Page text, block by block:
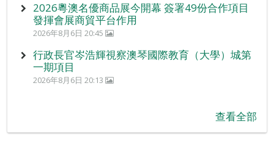
2026粵澳名優商品展今開幕 簽署49份合作項目
發揮會展商貿平台作用
2026年8月6日 20:45
行政長官岑浩輝視察澳琴國際教育（大學）城第
一期項目
2026年8月6日 20:13
查看全部